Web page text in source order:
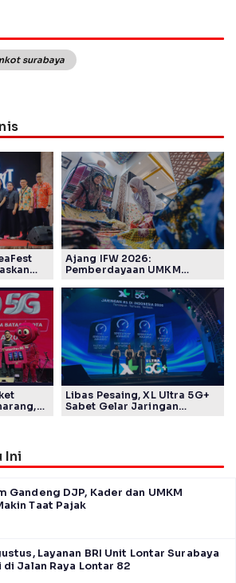
surabaya
Ajang IFW 2026:
Pemberdayaan UMKM
Kelompok Disabilitas dan
Keberlanjutan
Libas Pesaing, XL Ultra 5G+
Sabet Gelar Jaringan
Ini
Gandeng DJP, Kader dan UMKM
Taat Pajak
Layanan BRI Unit Lontar Surabaya
Jalan Raya Lontar 82